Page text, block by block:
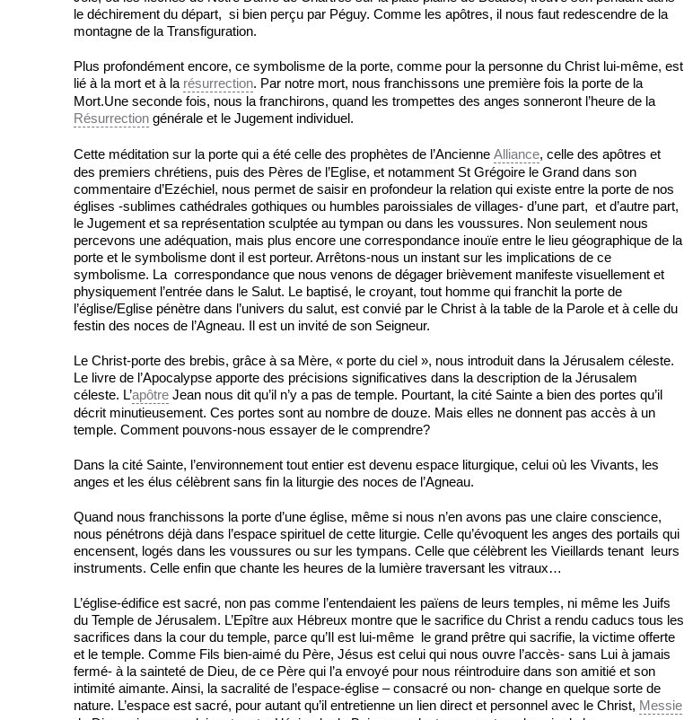
le déchirement du départ, si bien perçu par Péguy. Comme les apôtres, il nous faut redescendre de la
montagne de la Transfiguration.
Plus profondément encore, ce symbolisme de la porte, comme pour la personne du Christ lui-même, est
lié à la mort et à la résurrection. Par notre mort, nous franchissons une première fois la porte de la
Mort.Une seconde fois, nous la franchirons, quand les trompettes des anges sonneront l’heure de la
Résurrection générale et le Jugement individuel.
Cette méditation sur la porte qui a été celle des prophètes de l’Ancienne Alliance, celle des apôtres et
des premiers chrétiens, puis des Pères de l’Eglise, et notamment St Grégoire le Grand dans son
commentaire d’Ezéchiel, nous permet de saisir en profondeur la relation qui existe entre la porte de nos
églises -sublimes cathédrales gothiques ou humbles paroissiales de villages- d’une part, et d’autre part,
le Jugement et sa représentation sculptée au tympan ou dans les voussures. Non seulement nous
percevons une adéquation, mais plus encore une correspondance inouïe entre le lieu géographique de la
porte et le symbolisme dont il est porteur. Arrêtons-nous un instant sur les implications de ce
symbolisme. La correspondance que nous venons de dégager brièvement manifeste visuellement et
physiquement l’entrée dans le Salut. Le baptisé, le croyant, tout homme qui franchit la porte de
l’église/Eglise pénètre dans l’univers du salut, est convié par le Christ à la table de la Parole et à celle du
festin des noces de l’Agneau. Il est un invité de son Seigneur.
Le Christ-porte des brebis, grâce à sa Mère, « porte du ciel », nous introduit dans la Jérusalem céleste.
Le livre de l’Apocalypse apporte des précisions significatives dans la description de la Jérusalem
céleste. L’apôtre Jean nous dit qu’il n’y a pas de temple. Pourtant, la cité Sainte a bien des portes qu’il
décrit minutieusement. Ces portes sont au nombre de douze. Mais elles ne donnent pas accès à un
temple. Comment pouvons-nous essayer de le comprendre?
Dans la cité Sainte, l’environnement tout entier est devenu espace liturgique, celui où les Vivants, les
anges et les élus célèbrent sans fin la liturgie des noces de l’Agneau.
Quand nous franchissons la porte d’une église, même si nous n’en avons pas une claire conscience,
nous pénétrons déjà dans l’espace spirituel de cette liturgie. Celle qu’évoquent les anges des portails qui
encensent, logés dans les voussures ou sur les tympans. Celle que célèbrent les Vieillards tenant leurs
instruments. Celle enfin que chante les heures de la lumière traversant les vitraux…
L’église-édifice est sacré, non pas comme l’entendaient les païens de leurs temples, ni même les Juifs
du Temple de Jérusalem. L’Epître aux Hébreux montre que le sacrifice du Christ a rendu caducs tous les
sacrifices dans la cour du temple, parce qu’Il est lui-même le grand prêtre qui sacrifie, la victime offerte
et le temple. Comme Fils bien-aimé du Père, Jésus est celui qui nous ouvre l’accès- sans Lui à jamais
fermé- à la sainteté de Dieu, de ce Père qui l’a envoyé pour nous réintroduire dans son amitié et son
intimité aimante. Ainsi, la sacralité de l’espace-église – consacré ou non- change en quelque sorte de
nature. L’espace est sacré, pour autant qu’il entretienne un lien direct et personnel avec le Christ, Messie